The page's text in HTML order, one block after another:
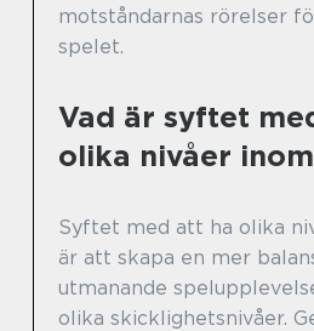
motståndarnas rörelser
spelet.
Vad är syftet
olika nivåer
Syftet med att ha olika
är att skapa en mer
utmanande
olika skicklighetsnivåer.